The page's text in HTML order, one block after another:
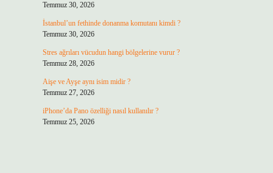
Temmuz 30, 2026
İstanbul’un fethinde donanma komutanı kimdi ?
Temmuz 30, 2026
Stres ağrıları vücudun hangi bölgelerine vurur ?
Temmuz 28, 2026
Aişe ve Ayşe aynı isim midir ?
Temmuz 27, 2026
iPhone’da Pano özelliği nasıl kullanılır ?
Temmuz 25, 2026